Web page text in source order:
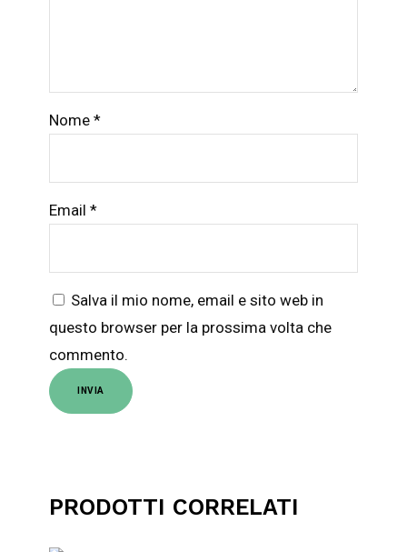
Nome *
Email *
Salva il mio nome, email e sito web in
questo browser per la prossima volta che
commento.
PRODOTTI CORRELATI
Valutato
3.00